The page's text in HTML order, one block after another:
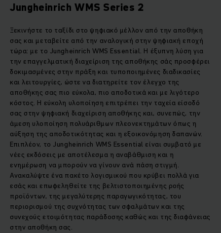
Jungheinrich WMS Series 2
Ξεκινήστε το ταξίδι στο ψηφιακό μέλλον από την αποθήκη
σας και μεταβείτε από την αναλογική στην ψηφιακή εποχή
τώρα: με το Jungheinrich WMS Essential. Η έξυπνη λύση για
την επαγγελματική διαχείριση της αποθήκης σάς προσφέρει
δοκιμασμένες στην πράξη και τυποποιημένες διαδικασίες
και λειτουργίες, ώστε να διατηρείτε τον έλεγχο της
αποθήκης σας πιο εύκολα, πιο αποδοτικά και με λιγότερο
κόστος. Η εύκολη υλοποίηση επιτρέπει την ταχεία είσοδό
σας στην ψηφιακή διαχείριση αποθήκης και, συνεπώς, την
άμεση υλοποίηση πολυάριθμων πλεονεκτημάτων όπως η
αύξηση της αποδοτικότητας και η εξοικονόμηση δαπανών.
Επιπλέον, το Jungheinrich WMS Essential είναι συμβατό με
νέες εκδόσεις με αποτέλεσμα η αναβάθμιση και η
ενημέρωση να μπορούν να γίνουν ανά πάση στιγμή.
Ανακαλύψτε ένα πακέτο λογισμικού που κρύβει πολλά για
εσάς και επωφεληθείτε της βελτιστοποιημένης ροής
προϊόντων, της μεγαλύτερης παραγωγικότητας, του
περιορισμού της συχνότητας των σφαλμάτων και της
συνεχούς ετοιμότητας παράδοσης καθώς και της διαφάνειας
στην αποθήκη σας.